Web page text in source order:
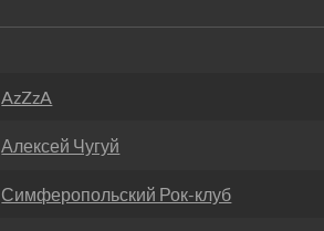
AzZzA
Алексей Чугуй
Симферопольский Рок-клуб